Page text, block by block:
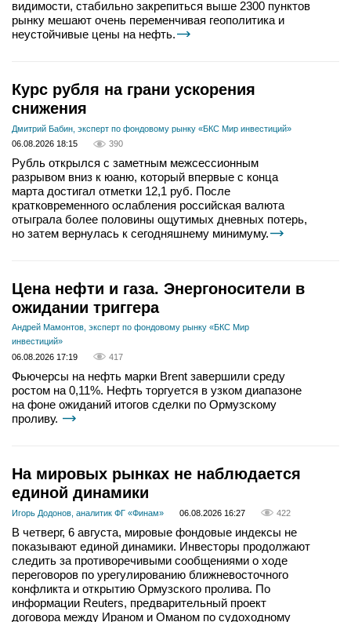
видимости, стабильно закрепиться выше 2300 пунктов
рынку мешают очень переменчивая геополитика и
неустойчивые цены на нефть.
Курс рубля на грани ускорения
снижения
Дмитрий Бабин, эксперт по фондовому рынку «БКС Мир инвестиций»
06.08.2026 18:15
390
Рубль открылся с заметным межсессионным
разрывом вниз к юаню, который впервые с конца
марта достигал отметки 12,1 руб. После
кратковременного ослабления российская валюта
отыграла более половины ощутимых дневных потерь,
но затем вернулась к сегодняшнему минимуму.
Цена нефти и газа. Энергоносители в
ожидании триггера
Андрей Мамонтов, эксперт по фондовому рынку «БКС Мир
инвестиций»
06.08.2026 17:19
417
Фьючерсы на нефть марки Brent завершили среду
ростом на 0,11%. Нефть торгуется в узком диапазоне
на фоне ожиданий итогов сделки по Ормузскому
проливу.
На мировых рынках не наблюдается
единой динамики
Игорь Додонов, аналитик ФГ «Финам» 06.08.2026 16:27 422
В четверг, 6 августа, мировые фондовые индексы не
показывают единой динамики. Инвесторы продолжают
следить за противоречивыми сообщениями о ходе
переговоров по урегулированию ближневосточного
конфликта и открытию Ормузского пролива. По
информации Reuters, предварительный проект
договора между Ираном и Оманом по судоходному